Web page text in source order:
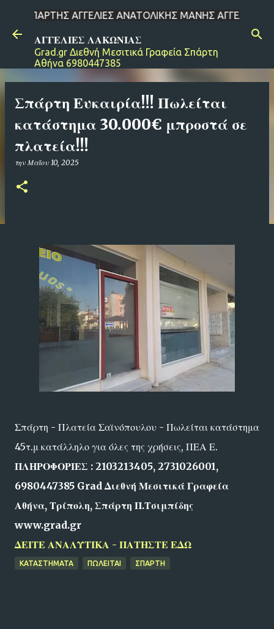
Μετάβαση στο κύριο περιεχόμενο
ΑΓΓΕΛΙΕΣ ΑΝΑΤΟΛΙΚΗΣ ΜΑΝΗΣ ΑΓΓΕΛΙΕΣ ΔΗΜΟΥ ΕΥΡΩΤΑ
ΑΓΓΕΛΙΕΣ ΛΑΚΩΝΙΑΣ
Grad.gr Διεθνή Μεσιτικά Γραφεία Σπάρτη
Αθήνα 6980447385
Σπάρτη Ευκαιρία!!! Πωλείται
κατάστημα 30.000€ μπροστά σε
πλατεία!!!
την Μαΐου 10, 2025
Σπάρτη - Πλατεία Σαϊνόπουλου - Πωλείται κατάστημα
45τ.μ κατάλληλο για όλες της χρήσεις, ΠΕΑ Ε.
ΠΛΗΡΟΦΟΡΙΕΣ : 2103213405, 2731026001,
6980447385 Grad Διεθνή Μεσιτικά Γραφεία
Αθήνα, Τρίπολη, Σπάρτη Π.Τσιμπίδης
www.grad.gr
ΔΕΙΤΕ ΑΝΑΛΥΤΙΚΑ - ΠΑΤΗΣΤΕ ΕΔΩ
ΚΑΤΑΣΤΗΜΑΤΑ ΠΩΛΕΙΤΑΙ ΣΠΑΡΤΗ